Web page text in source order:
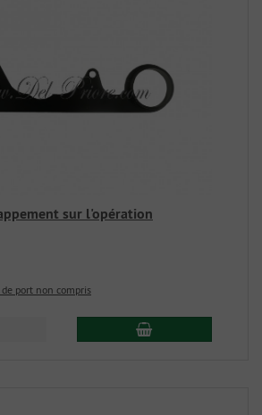
sur l'opération
port non compris